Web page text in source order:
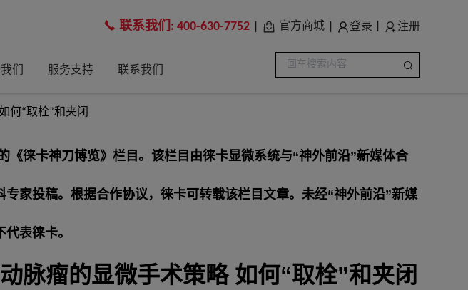
联系我们: 400-630-7752 官方商城 登录 注册
们 服务支持 联系我们
何“取栓”和夹闭
徕卡神刀博览》栏目。该栏目由徕卡显微系统与“神外前沿”新媒体合
家投稿。根据合作协议，徕卡可转载该栏目文章。未经“神外前沿”新媒
表徕卡。
脉瘤的显微手术策略 如何“取栓”和夹闭